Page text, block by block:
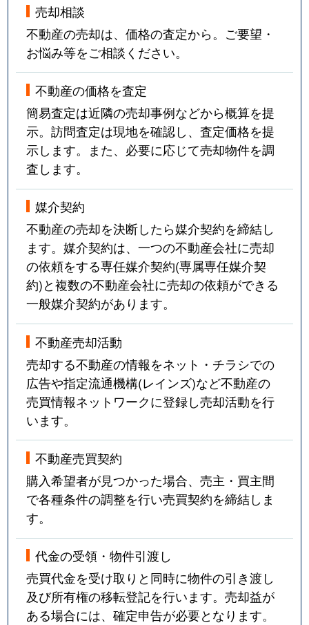
売却相談
不動産の売却は、価格の査定から。ご要望・
お悩み等をご相談ください。
不動産の価格を査定
簡易査定は近隣の売却事例などから概算を提
示。訪問査定は現地を確認し、査定価格を提
示します。また、必要に応じて売却物件を調
査します。
媒介契約
不動産の売却を決断したら媒介契約を締結し
ます。媒介契約は、一つの不動産会社に売却
の依頼をする専任媒介契約(専属専任媒介契
約)と複数の不動産会社に売却の依頼ができる
一般媒介契約があります。
不動産売却活動
売却する不動産の情報をネット・チラシでの
広告や指定流通機構(レインズ)など不動産の
売買情報ネットワークに登録し売却活動を行
います。
不動産売買契約
購入希望者が見つかった場合、売主・買主間
で各種条件の調整を行い売買契約を締結しま
す。
代金の受領・物件引渡し
売買代金を受け取りと同時に物件の引き渡し
及び所有権の移転登記を行います。売却益が
ある場合には、確定申告が必要となります。